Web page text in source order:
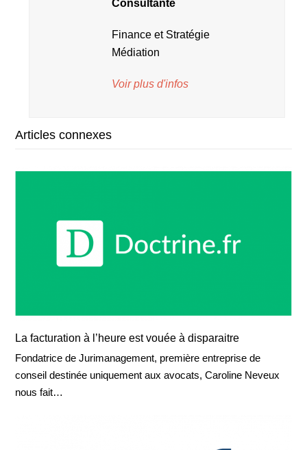
Consultante
Finance et Stratégie
Médiation
Voir plus d'infos
Articles connexes
La facturation à l’heure est vouée à disparaitre
Fondatrice de Jurimanagement, première entreprise de
conseil destinée uniquement aux avocats, Caroline Neveux
nous fait…